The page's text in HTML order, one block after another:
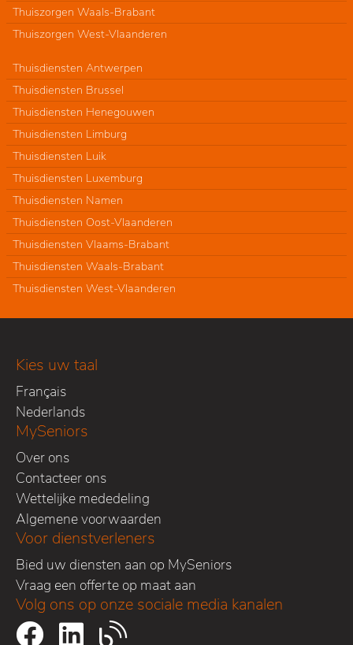
Thuiszorgen Waals-Brabant
Thuiszorgen West-Vlaanderen
Thuisdiensten Antwerpen
Thuisdiensten Brussel
Thuisdiensten Henegouwen
Thuisdiensten Limburg
Thuisdiensten Luik
Thuisdiensten Luxemburg
Thuisdiensten Namen
Thuisdiensten Oost-Vlaanderen
Thuisdiensten Vlaams-Brabant
Thuisdiensten Waals-Brabant
Thuisdiensten West-Vlaanderen
Kies uw taal
Français
Nederlands
MySeniors
Over ons
Contacteer ons
Wettelijke mededeling
Algemene voorwaarden
Voor dienstverleners
Bied uw diensten aan op MySeniors
Vraag een offerte op maat aan
Volg ons op onze sociale media kanalen